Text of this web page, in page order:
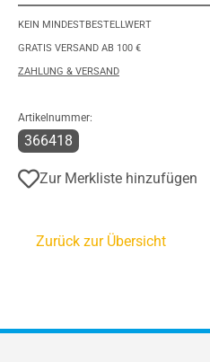
KEIN MINDESTBESTELLWERT
GRATIS VERSAND AB 100 €
ZAHLUNG & VERSAND
Artikelnummer:
366418
Zur Merkliste hinzufügen
Zurück zur Übersicht